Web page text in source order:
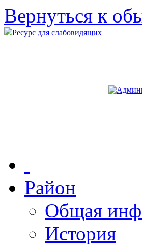
Вернуться к
Ресурс для слабовидящих
Район
Общая
История